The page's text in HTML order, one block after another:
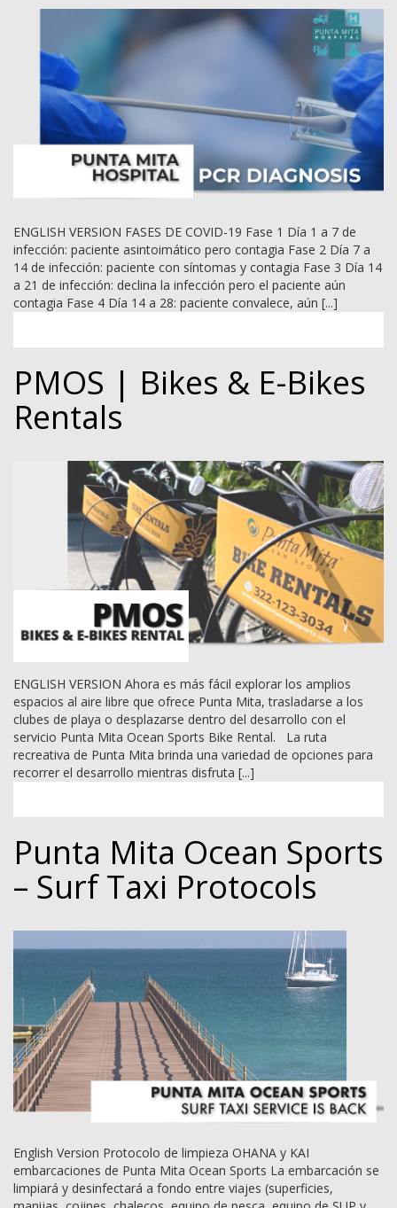
ENGLISH VERSION FASES DE COVID-19 Fase 1 Día 1 a 7 de
infección: paciente asintoimático pero contagia Fase 2 Día 7 a
14 de infección: paciente con síntomas y contagia Fase 3 Día 14
a 21 de infección: declina la infección pero el paciente aún
contagia Fase 4 Día 14 a 28: paciente convalece, aún [...]
PMOS | Bikes & E-Bikes
Rentals
ENGLISH VERSION Ahora es más fácil explorar los amplios
espacios al aire libre que ofrece Punta Mita, trasladarse a los
clubes de playa o desplazarse dentro del desarrollo con el
servicio Punta Mita Ocean Sports Bike Rental. La ruta
recreativa de Punta Mita brinda una variedad de opciones para
recorrer el desarrollo mientras disfruta [...]
Punta Mita Ocean Sports
– Surf Taxi Protocols
English Version Protocolo de limpieza OHANA y KAI
embarcaciones de Punta Mita Ocean Sports La embarcación se
limpiará y desinfectará a fondo entre viajes (superficies,